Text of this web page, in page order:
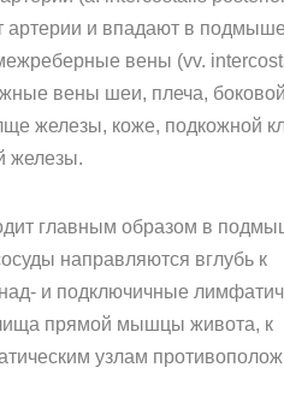
артерии и впадают в
вены (vv.
вены шеи, плеча,
железы, коже, подкожной
железы.
главным образом в
направляются вглубь к
и подключичные
прямой мышцы живота, к
узлам